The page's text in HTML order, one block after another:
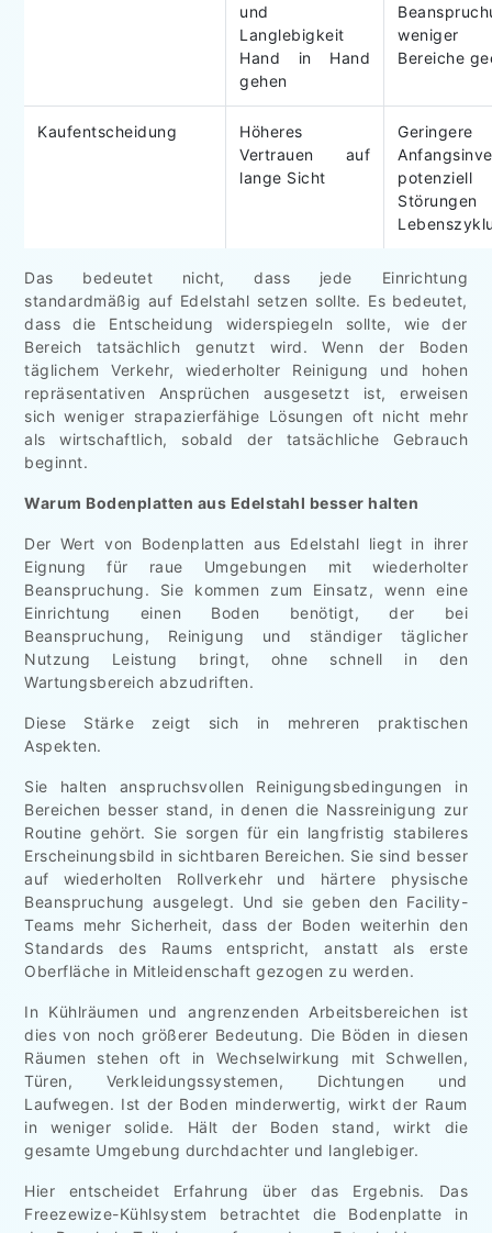
und
Langlebigkeit
Hand in Hand
gehen
weniger
Bereiche
Kaufentscheidung
Höheres
Vertrauen auf
lange Sicht
Geringere
Das bedeutet nicht, dass jede Einrichtung
standardmäßig auf Edelstahl setzen sollte. Es bedeutet,
dass die Entscheidung widerspiegeln sollte, wie der
Bereich tatsächlich genutzt wird. Wenn der Boden
täglichem Verkehr, wiederholter Reinigung und hohen
repräsentativen Ansprüchen ausgesetzt ist, erweisen
sich weniger strapazierfähige Lösungen oft nicht mehr
als wirtschaftlich, sobald der tatsächliche Gebrauch
beginnt.
Warum Bodenplatten aus Edelstahl besser halten
Der Wert von Bodenplatten aus Edelstahl liegt in ihrer
Eignung für raue Umgebungen mit wiederholter
Beanspruchung. Sie kommen zum Einsatz, wenn eine
Einrichtung einen Boden benötigt, der bei
Beanspruchung, Reinigung und ständiger täglicher
Nutzung Leistung bringt, ohne schnell in den
Wartungsbereich abzudriften.
Diese Stärke zeigt sich in mehreren praktischen
Aspekten.
Sie halten anspruchsvollen Reinigungsbedingungen in
Bereichen besser stand, in denen die Nassreinigung zur
Routine gehört. Sie sorgen für ein langfristig stabileres
Erscheinungsbild in sichtbaren Bereichen. Sie sind besser
auf wiederholten Rollverkehr und härtere physische
Beanspruchung ausgelegt. Und sie geben den Facility-
Teams mehr Sicherheit, dass der Boden weiterhin den
Standards des Raums entspricht, anstatt als erste
Oberfläche in Mitleidenschaft gezogen zu werden.
In Kühlräumen und angrenzenden Arbeitsbereichen ist
dies von noch größerer Bedeutung. Die Böden in diesen
Räumen stehen oft in Wechselwirkung mit Schwellen,
Türen, Verkleidungssystemen, Dichtungen und
Laufwegen. Ist der Boden minderwertig, wirkt der Raum
in weniger solide. Hält der Boden stand, wirkt die
gesamte Umgebung durchdachter und langlebiger.
Hier entscheidet Erfahrung über das Ergebnis. Das
Freezewize-Kühlsystem betrachtet die Bodenplatte in